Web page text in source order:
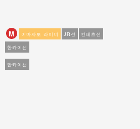
M 이마자토 라이너 JR선
킨테츠선
한카이선
한카이선